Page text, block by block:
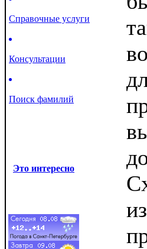
Справочные услуги
Консультации
Поиск фамилий
Это интересно